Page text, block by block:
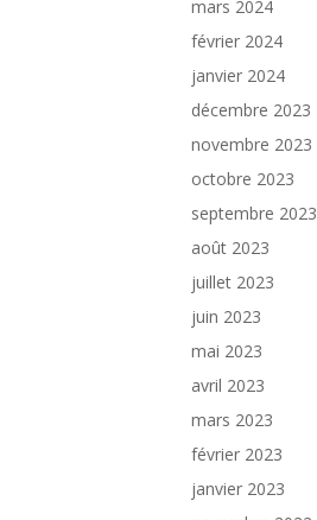
mars 2024
février 2024
janvier 2024
décembre 2023
novembre 2023
octobre 2023
septembre 2023
août 2023
juillet 2023
juin 2023
mai 2023
avril 2023
mars 2023
février 2023
janvier 2023